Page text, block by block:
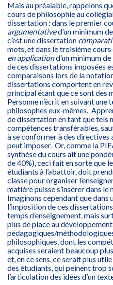
Mais au préalable, rappelons
cours de philosophie au
dissertation : dans le premier
argumentatived’un minimum
c’est une dissertation
mots, et dans le troisième cours
en applicationd’un minimum
de ces dissertations imposées
comparaisons lors de la
dissertations comportent en
principal étant que ce sont des
Personne n’écrit en suivant une
philosophes eux-mêmes.
de dissertation en tant que tels
compétences transférables,
à se conformer à des directives
peut imposer. Or, comme la
synthèse du cours ait une
de 40%), ceci fait en sorte que
étudiants à l’abattoir, doit
classe pour organiser
matière puisse s’insérer dans
Imaginons cependant que dans
l’imposition de ces
temps d’enseignement, mais
plus de place au
pédagogiques/
philosophiques, dont les
acquises seraient beaucoup
et, en ce sens, ce serait plus
des étudiants, qui peinent trop
l’articulation des idées d’un